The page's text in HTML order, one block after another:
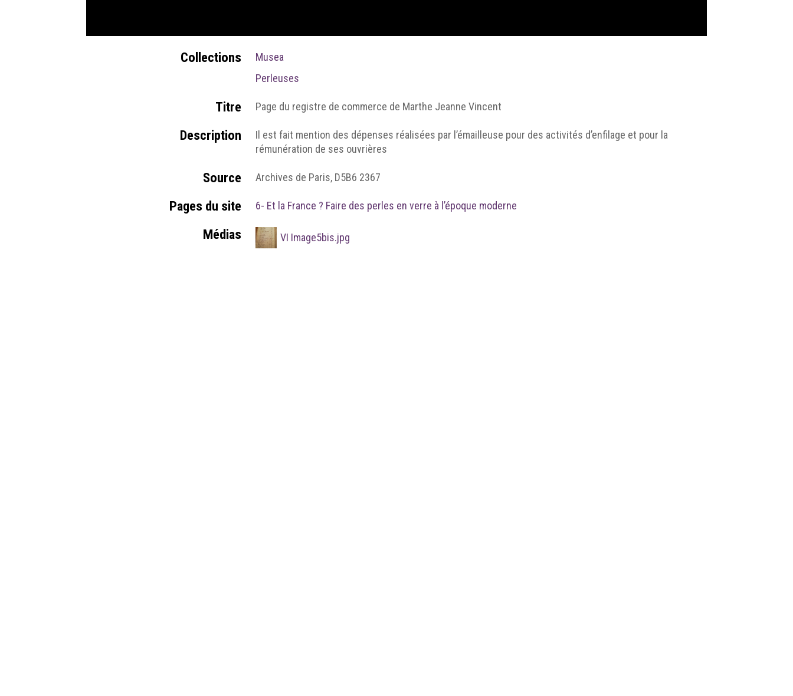
Collections
Musea
Perleuses
Titre Page du registre de commerce de Marthe Jeanne Vincent
Description
Il est fait mention des dépenses réalisées par l’émailleuse pour des activités d’enfilage et pour la
rémunération de ses ouvrières
Source Archives de Paris, D5B6 2367
Pages du site 6- Et la France ? Faire des perles en verre à l’époque moderne
Médias VI Image5bis.jpg